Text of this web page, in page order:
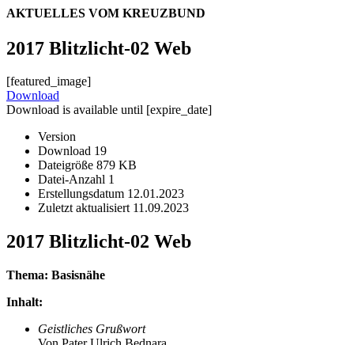
AKTUELLES VOM KREUZBUND
2017 Blitzlicht-02 Web
[featured_image]
Download
Download is available until [expire_date]
Version
Download 19
Dateigröße 879 KB
Datei-Anzahl 1
Erstellungsdatum 12.01.2023
Zuletzt aktualisiert 11.09.2023
2017 Blitzlicht-02 Web
Thema: Basisnähe
Inhalt:
Geistliches Grußwort